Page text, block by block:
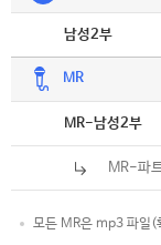
남성2부
MR
MR-남성2부
MR-파
모든 MR은 mp3 파일